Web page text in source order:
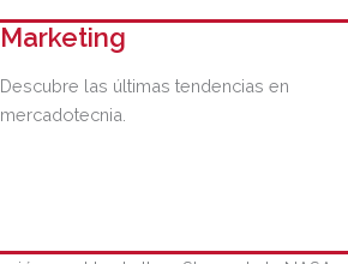
Marketing
Descubre las últimas tendencias en
mercadotecnia.